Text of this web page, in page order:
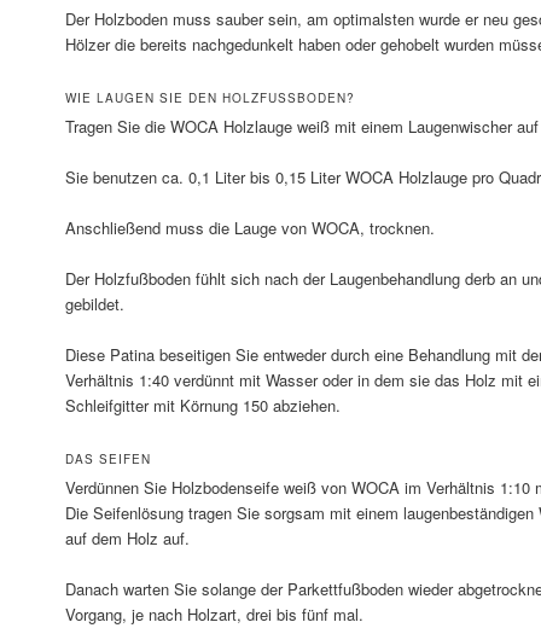
Der Holzboden muss sauber sein, am optimalsten wurde er neu
Hölzer die bereits nachgedunkelt haben oder gehobelt wurden
WIE LAUGEN SIE DEN HOLZFUSSBODEN?
Tragen Sie die WOCA Holzlauge weiß mit einem Laugenwischer
Sie benutzen ca. 0,1 Liter bis 0,15 Liter WOCA Holzlauge pro
Anschließend muss die Lauge von WOCA, trocknen.
Der Holzfußboden fühlt sich nach der Laugenbehandlung derb an
gebildet.
Diese Patina beseitigen Sie entweder durch eine Behandlung mit
Verhältnis 1:40 verdünnt mit Wasser oder in dem sie das Holz mit
Schleifgitter mit Körnung 150 abziehen.
DAS SEIFEN
Verdünnen Sie Holzbodenseife weiß von WOCA im Verhältnis 1:10
Die Seifenlösung tragen Sie sorgsam mit einem
auf dem Holz auf.
Danach warten Sie solange der Parkettfußboden wieder
Vorgang, je nach Holzart, drei bis fünf mal.